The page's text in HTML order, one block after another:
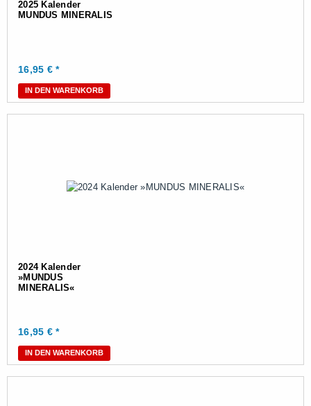
2025 Kalender
MUNDUS MINERALIS
16,95 € *
IN DEN WARENKORB
2024 Kalender
»MUNDUS
MINERALIS«
16,95 € *
IN DEN WARENKORB